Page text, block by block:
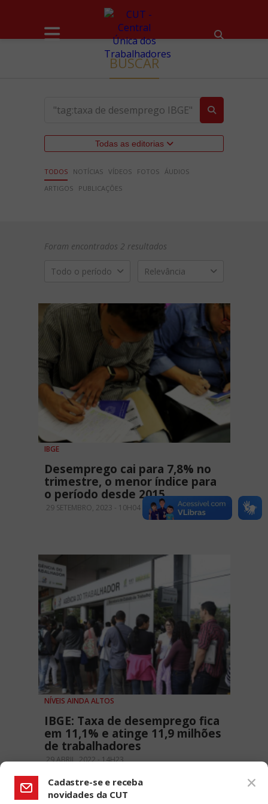
BUSCAR
Todas as editorias
TODOS NOTÍCIAS VÍDEOS FOTOS ÁUDIOS
ARTIGOS
PUBLICAÇÕES
Foram encontrados 2 resultados
Todo o período Relevância
IBGE
Desemprego cai para 7,8% no
trimestre, o menor índice para
o período desde 2015
29 SETEMBRO, 2023 - 10H04
NÍVEIS AINDA ALTOS
IBGE: Taxa de desemprego fica
em 11,1% e atinge 11,9 milhões
de trabalhadores
29 ABRIL, 2022 - 14H23
Cadastre-se e receba
novidades da CUT